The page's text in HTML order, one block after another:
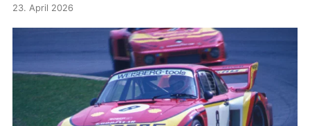
23. April 2026